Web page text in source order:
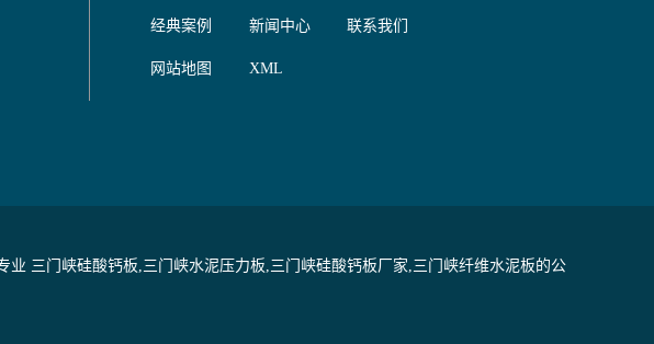
经典案例 新闻中心 联系我们
网站地图 XML
三门峡硅酸钙板,三门峡水泥压力板,三门峡硅酸钙板厂家,三门峡纤维水泥板的公